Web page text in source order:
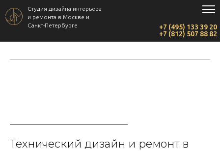
Студия дизайна интерьера
и ремонта в Москве и
Санкт-Петербурге
+7 (495) 133 39 20
+7 (812) 507 88 82
Технический дизайн и ремонт в